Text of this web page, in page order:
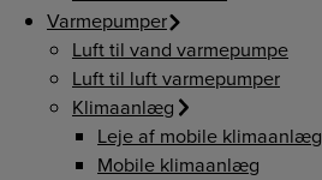
Varmepumper
Luft til vand varmepumpe
Luft til luft varmepumper
Klimaanlæg
Leje af mobile klimaanlæg
Mobile klimaanlæg